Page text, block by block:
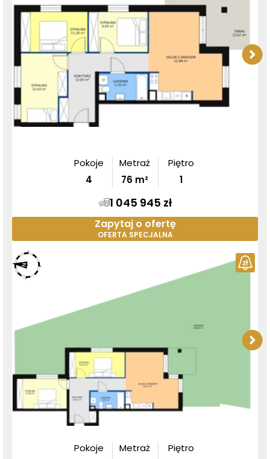
Pokoje
4
Metraż
76 m²
Piętro
1
1 045 945 zł
Zapytaj o ofertę
OFERTA SPECJALNA
Pokoje
Metraż
Piętro